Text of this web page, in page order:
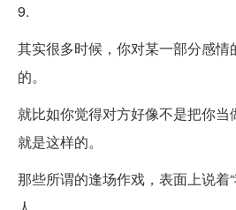
9.
其实很多时候，你对某一部分感情
的。
就比如你觉得对方好像不是把你当
就是这样的。
那些所谓的逢场作戏，表面上说着